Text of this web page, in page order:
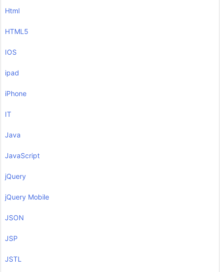
Html
HTML5
IOS
ipad
iPhone
IT
Java
JavaScript
jQuery
jQuery Mobile
JSON
JSP
JSTL